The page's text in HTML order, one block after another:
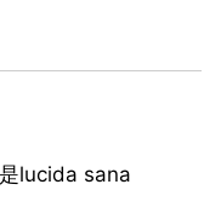
lucida sana